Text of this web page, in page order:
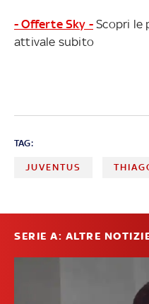
- Offerte Sky - Scopri le
attivale subito
TAG:
JUVENTUS
SERIE A: ALTRE